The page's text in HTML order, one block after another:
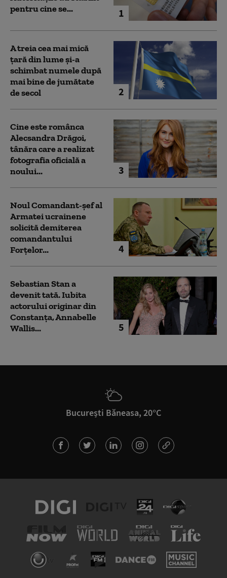
1
pentru cine se...
2
A treia cea mai mică
țară din lume și-a
schimbat numele după
mai bine de jumătate
de secol
3
Cine este românca
Alecsandra Drăgoi,
tânăra care a realizat
fotografia oficială a
noului...
4
Noul Comandant-șef al
Armatei ucrainene
solicită demiterea
comandantului
Forțelor...
5
Sebastian Stan a
devenit tată. Iubita
actorului originar din
Constanța, Annabelle
Wallis...
București Băneasa, 20°C